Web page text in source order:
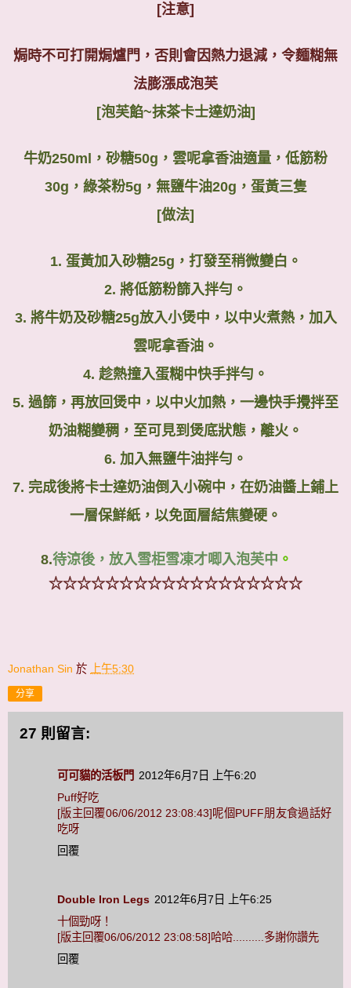
[注意]
焗時不可打開焗爐門，否則會因熱力退減，令麵糊無
法膨漲成泡芙
[泡芙餡~抹茶卡士達奶油]
牛奶250ml ，砂糖50g ，雲呢拿香油適量，低筋粉
30g ，綠茶粉5g ，無鹽牛油20g ，蛋黃三隻
[做法]
1. 蛋黃加入砂糖25g ，打發至稍微變白。
2. 將低筋粉篩入拌勻。
3. 將牛奶及砂糖25g放入小煲中，以中火煮熱，加入
雲呢拿香油。
4. 趁熱撞入蛋糊中快手拌勻。
5. 過篩，再放回煲中，以中火加熱，一邊快手攪拌至
奶油糊變稠，至可見到煲底狀態，離火。
6. 加入無鹽牛油拌勻。
7. 完成後將卡士達奶油倒入小碗中，在奶油醬上鋪上
一層保鮮紙，以免面層結焦變硬。
8.待涼後，放入雪柜雪凍才唧入泡芙中 。
☆☆☆☆☆☆☆☆☆☆☆☆☆☆☆☆☆☆
Jonathan Sin 於 上午5:30
分享
27 則留言:
可可貓的活板門 2012年6月7日 上午6:20
Puff好吃
[版主回覆06/06/2012 23:08:43]呢個PUFF朋友食過話好
吃呀
回覆
Double Iron Legs 2012年6月7日 上午6:25
十個勁呀！
[版主回覆06/06/2012 23:08:58]哈哈..........多謝你讚先
回覆